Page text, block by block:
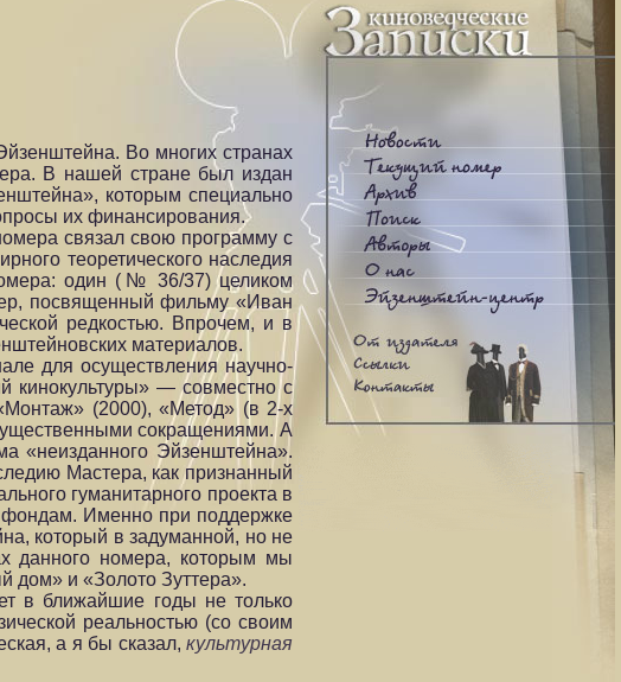
Во многих странах
В нашей стране был издан
которым специально
их финансирования.
связал свою программу с
теоретического наследия
один (№ 36/37) целиком
посвященный фильму «Иван
редкостью. Впрочем, и в
материалов.
для осуществления научно-
кинокультуры» — совместно с
(2000), «Метод» (в 2-х
сокращениями. А
«неизданного Эйзенштейна».
Мастера, как признанный
гуманитарного проекта в
фондам. Именно при поддержке
который в задуманной, но не
данного номера, которым мы
дом» и «Золото Зуттера».
в ближайшие годы не только
реальностью (со своим
а я бы сказал, культурная